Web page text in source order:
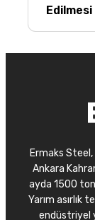
Ermaks
Ankara
ayda 1500
Yarım asırlık
endüstriyel